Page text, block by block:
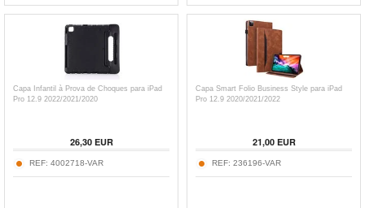
Capa Infantil à Prova de Choques para iPad
Pro 12.9 2022/2021/2020
26,30EUR
REF: 4002718-VAR
Capa Smart Folio Business Style para iPad
Pro 12.9 2020/2021/2022
21,00EUR
REF: 236196-VAR